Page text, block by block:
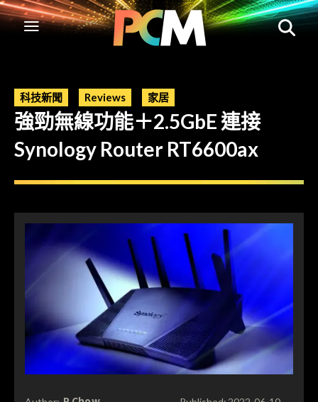
科技新聞 Reviews 家居
強勁無線功能＋2.5GbE 連接
Synology Router RT6600ax